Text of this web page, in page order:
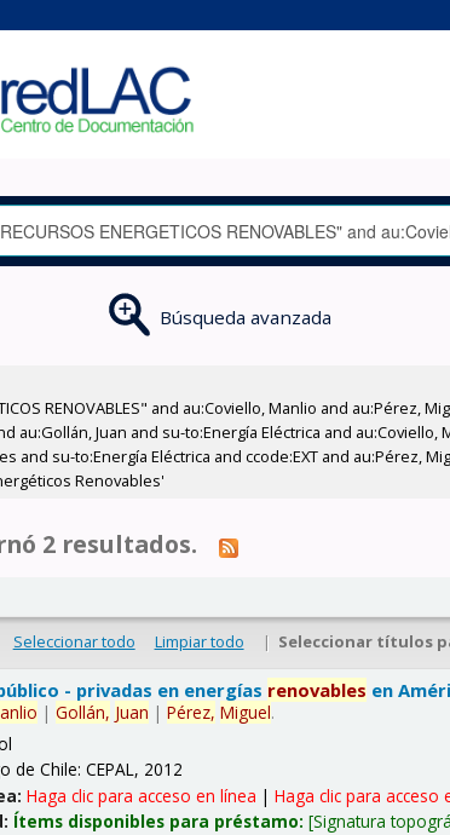
Búsqueda avanzada
RENOVABLES" and au:Coviello, Manlio and au:Pérez,
au:Gollán, Juan and su-to:Energía Eléctrica and
and su-to:Energía Eléctrica and ccode:EXT and au:Pérez,
Renovables'
2 resultados.
Seleccionar todo Limpiar todo | Seleccionar títulos
- privadas en energías renovables en
|Gollán, Juan |Pérez, Miguel.
de Chile: CEPAL, 2012
Haga clic para acceso en línea |Haga clic para acceso
Ítems disponibles para préstamo: Signatura